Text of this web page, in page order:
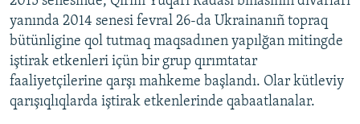
yanında 2014 senesi fevral 26-da Ukrainanıñ topraq
bütünligine qol tutmaq maqsadınen yapılğan mitingde
iştirak etkenleri içün bir grup qırımtatar
faaliyetçilerine qarşı mahkeme başlandı. Olar kütleviy
qarışıqlıqlarda iştirak etkenlerinde qabaatlanalar.